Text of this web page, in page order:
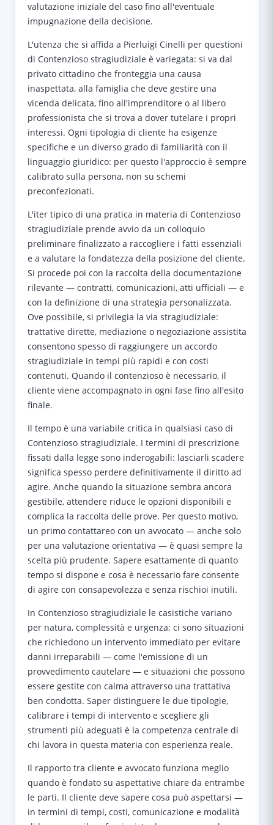
valutazione iniziale del caso fino all'eventuale
impugnazione della decisione.
L'utenza che si affida a Pierluigi Cinelli per questioni
di Contenzioso stragiudiziale è variegata: si va dal
privato cittadino che fronteggia una causa
inaspettata, alla famiglia che deve gestire una
vicenda delicata, fino all'imprenditore o al libero
professionista che si trova a dover tutelare i propri
interessi. Ogni tipologia di cliente ha esigenze
specifiche e un diverso grado di familiarità con il
linguaggio giuridico: per questo l'approccio è sempre
calibrato sulla persona, non su schemi
preconfezionati.
L'iter tipico di una pratica in materia di Contenzioso
stragiudiziale prende avvio da un colloquio
preliminare finalizzato a raccogliere i fatti essenziali
e a valutare la fondatezza della posizione del cliente.
Si procede poi con la raccolta della documentazione
rilevante — contratti, comunicazioni, atti ufficiali — e
con la definizione di una strategia personalizzata.
Ove possibile, si privilegia la via stragiudiziale:
trattative dirette, mediazione o negoziazione assistita
consentono spesso di raggiungere un accordo
stragiudiziale in tempi più rapidi e con costi
contenuti. Quando il contenzioso è necessario, il
cliente viene accompagnato in ogni fase fino all'esito
finale.
Il tempo è una variabile critica in qualsiasi caso di
Contenzioso stragiudiziale. I termini di prescrizione
fissati dalla legge sono inderogabili: lasciarli scadere
significa spesso perdere definitivamente il diritto ad
agire. Anche quando la situazione sembra ancora
gestibile, attendere riduce le opzioni disponibili e
complica la raccolta delle prove. Per questo motivo,
un primo contattareo con un avvocato — anche solo
per una valutazione orientativa — è quasi sempre la
scelta più prudente. Sapere esattamente di quanto
tempo si dispone e cosa è necessario fare consente
di agire con consapevolezza e senza rischioi inutili.
In Contenzioso stragiudiziale le casistiche variano
per natura, complessità e urgenza: ci sono situazioni
che richiedono un intervento immediato per evitare
danni irreparabili — come l'emissione di un
provvedimento cautelare — e situazioni che possono
essere gestite con calma attraverso una trattativa
ben condotta. Saper distinguere le due tipologie,
calibrare i tempi di intervento e scegliere gli
strumenti più adeguati è la competenza centrale di
chi lavora in questa materia con esperienza reale.
Il rapporto tra cliente e avvocato funziona meglio
quando è fondato su aspettative chiare da entrambe
le parti. Il cliente deve sapere cosa può aspettarsi —
in termini di tempi, costi, comunicazione e modalità